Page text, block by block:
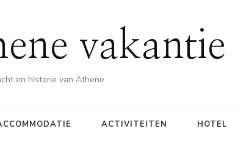
vakantie
en historie van Athene
ACTIVITEITEN HOTEL